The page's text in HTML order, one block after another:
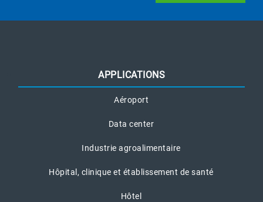
APPLICATIONS
Aéroport
Data center
Industrie agroalimentaire
Hôpital, clinique et établissement de santé
Hôtel